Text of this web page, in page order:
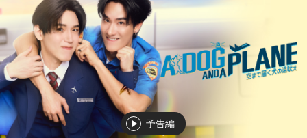
予告編